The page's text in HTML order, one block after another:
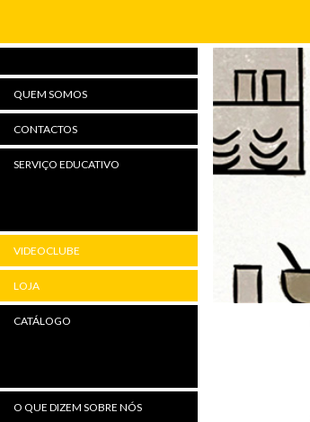
QUEM SOMOS
CONTACTOS
SERVIÇO EDUCATIVO
VIDEOCLUBE
LOJA
CATÁLOGO
O QUE DIZEM SOBRE NÓS